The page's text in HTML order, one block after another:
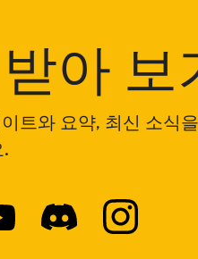
아 보
트와 요약, 최신 소식